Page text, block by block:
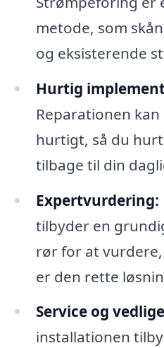
metode, som
og eksisterende
Hurtig
Reparationen
hurtigt, så du
tilbage til din
Expertvurdering:
tilbyder en
rør for at
er den rette
Service og
installationen